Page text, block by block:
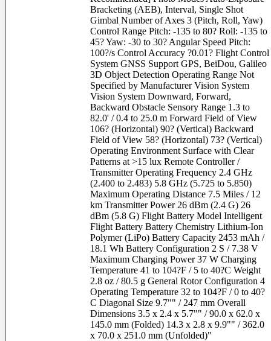
Computer Software
Photo Editor Software
Books & Magazine
เช่ากล้องและเลนส์
กล้องและอุปกรณ์ให้เช่า
เงื่อนไขการเช่าและการชำระเงิน
แจ้งยืนยันการชำระเงิน
ขั้นตอนการชำระเงิน
Bracketing (AEB), Interval, Single Shot
Gimbal Number of Axes 3 (Pitch, Roll, Yaw)
Control Range Pitch: -135 to 80? Roll: -135 to
45? Yaw: -30 to 30? Angular Speed Pitch:
100?/s Control Accuracy ?0.01? Flight Control
System GNSS Support GPS, BeiDou, Galileo
3D Object Detection Operating Range Not
Specified by Manufacturer Vision System
Vision System Downward, Forward,
Backward Obstacle Sensory Range 1.3 to
82.0' / 0.4 to 25.0 m Forward Field of View
106? (Horizontal) 90? (Vertical) Backward
Field of View 58? (Horizontal) 73? (Vertical)
Operating Environment Surface with Clear
Patterns at >15 lux Remote Controller /
Transmitter Operating Frequency 2.4 GHz
(2.400 to 2.483) 5.8 GHz (5.725 to 5.850)
Maximum Operating Distance 7.5 Miles / 12
km Transmitter Power 26 dBm (2.4 G) 26
dBm (5.8 G) Flight Battery Model Intelligent
Flight Battery Battery Chemistry Lithium-Ion
Polymer (LiPo) Battery Capacity 2453 mAh /
18.1 Wh Battery Configuration 2 S / 7.38 V
Maximum Charging Power 37 W Charging
Temperature 41 to 104?F / 5 to 40?C Weight
2.8 oz / 80.5 g General Rotor Configuration 4
Operating Temperature 32 to 104?F / 0 to 40?
C Diagonal Size 9.7"" / 247 mm Overall
Dimensions 3.5 x 2.4 x 5.7"" / 90.0 x 62.0 x
145.0 mm (Folded) 14.3 x 2.8 x 9.9"" / 362.0
x 70.0 x 251.0 mm (Unfolded)"